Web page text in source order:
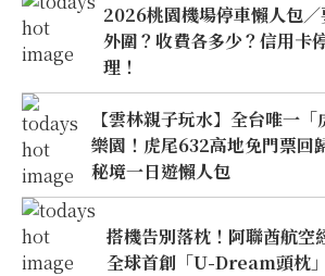
2026桃園機場停車懶人包
外圍？收費各多少？信用卡
理！
【雲林親子玩水】全台唯一
樂園！虎尾632高地免門票回
秘境一日遊懶人包
搭機告別落枕！阿聯酋航空
全球首創「U-Dream頭枕